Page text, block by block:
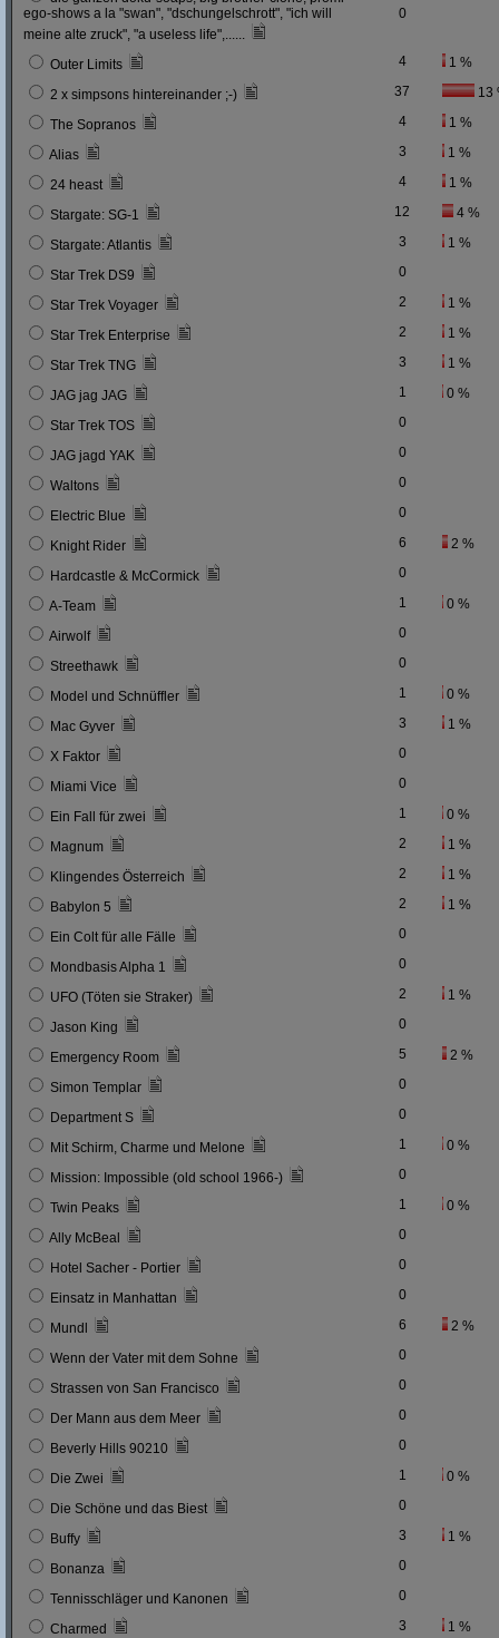
ego-shows a la "swan", "dschungelschrott", "ich will
meine alte zruck", "a useless life",......
0
Outer Limits 4 1 %
2 x simpsons hintereinander ;-) 37 13
The Sopranos 4 1 %
Alias 3 1 %
24 heast 4 1 %
Stargate: SG-1 12 4 %
Stargate: Atlantis 3 1 %
Star Trek DS9 0
Star Trek Voyager 2 1 %
Star Trek Enterprise 2 1 %
Star Trek TNG 3 1 %
JAG jag JAG 1 0 %
Star Trek TOS 0
JAG jagd YAK 0
Waltons 0
Electric Blue 0
Knight Rider 6 2 %
Hardcastle & McCormick 0
A-Team 1 0 %
Airwolf 0
Streethawk 0
Model und Schnüffler 1 0 %
Mac Gyver 3 1 %
X Faktor 0
Miami Vice 0
Ein Fall für zwei 1 0 %
Magnum 2 1 %
Klingendes Österreich 2 1 %
Babylon 5 2 1 %
Ein Colt für alle Fälle 0
Mondbasis Alpha 1 0
UFO (Töten sie Straker) 2 1 %
Jason King 0
Emergency Room 5 2 %
Simon Templar 0
Department S 0
Mit Schirm, Charme und Melone 1 0 %
Mission: Impossible (old school 1966-) 0
Twin Peaks 1 0 %
Ally McBeal 0
Hotel Sacher - Portier 0
Einsatz in Manhattan 0
Mundl 6 2 %
Wenn der Vater mit dem Sohne 0
Strassen von San Francisco 0
Der Mann aus dem Meer 0
Beverly Hills 90210 0
Die Zwei 1 0 %
Die Schöne und das Biest 0
Buffy 3 1 %
Bonanza 0
Tennisschläger und Kanonen 0
Charmed 3 1 %